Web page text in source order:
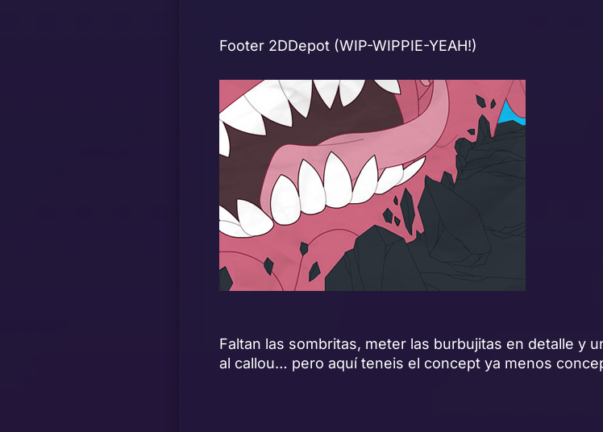
Footer 2DDepot (WIP-WIPPIE-YEAH!)
Faltan las sombritas, meter las burbujitas en detalle y
al callou… pero aquí teneis el concept ya menos